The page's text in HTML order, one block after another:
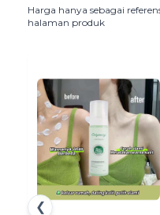
Harga hanya sebagai
halaman produk
❮